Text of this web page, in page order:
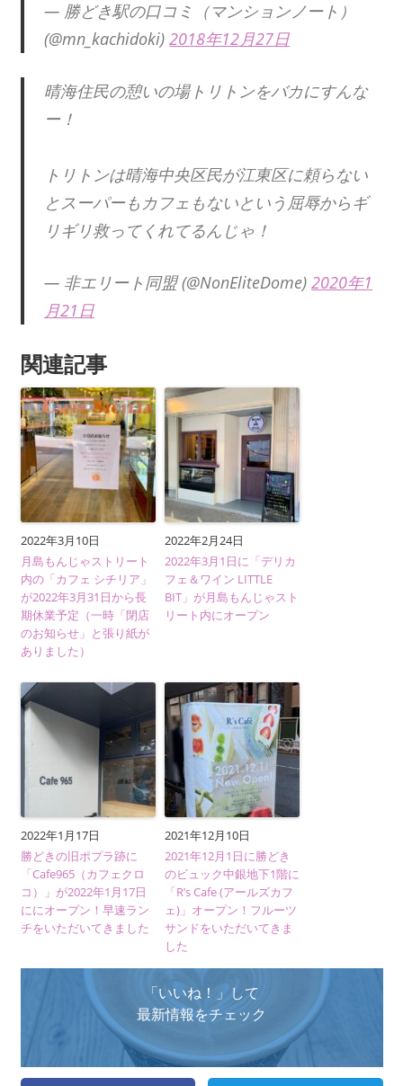
— 勝どき駅の口コミ（マンションノート）
(@mn_kachidoki) 2018年12月27日
晴海住民の憩いの場トリトンをバカにすんな
ー！
トリトンは晴海中央区民が江東区に頼らない
とスーパーもカフェもないという屈辱からギ
リギリ救ってくれてるんじゃ！
— 非エリート同盟 (@NonEliteDome) 2020年1
月21日
関連記事
2022年3月10日
月島もんじゃストリート
内の「カフェ シチリア」
が2022年3月31日から長
期休業予定（一時「閉店
のお知らせ」と張り紙が
ありました）
2022年2月24日
2022年3月1日に「デリカ
フェ＆ワイン LITTLE
BIT」が月島もんじゃスト
リート内にオープン
2022年1月17日
勝どきの旧ポプラ跡に
「Cafe965（カフェクロ
コ）」が2022年1月17日
ににオープン！早速ラン
チをいただいてきました
2021年12月10日
2021年12月1日に勝どき
のビュック中銀地下1階に
「R’s Cafe (アールズカフ
ェ)」オープン！フルーツ
サンドをいただいてきま
した
「いいね！」して
最新情報をチェック